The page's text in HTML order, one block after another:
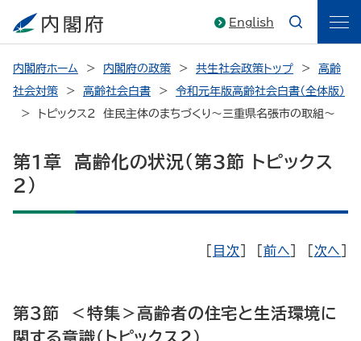
English
内閣府ホーム 内閣府の政策 共生社会政策トップ
高齢
社会対策
高齢社会白書
令和元年版高齢社会白書（全体版）
トピックス2 住民主体のまちづくり～三重県名張市の取組～
第1章 高齢化の状況（第3節 トピックス
2）
目次 前へ 次へ
第3節 ＜特集＞高齢者の住宅と生活環境に
関する意識（トピックス2）